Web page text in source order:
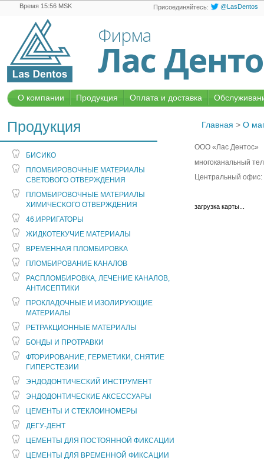
Время 15:56 MSK Присоединяйтесь: @LasDentos
Фирма
Лас
О компании Продукция Оплата и доставка
Продукция
БИСИКО
ПЛОМБИРОВОЧНЫЕ МАТЕРИАЛЫ
СВЕТОВОГО ОТВЕРЖДЕНИЯ
ПЛОМБИРОВОЧНЫЕ МАТЕРИАЛЫ
ХИМИЧЕСКОГО ОТВЕРЖДЕНИЯ
46.ИРРИГАТОРЫ
ЖИДКОТЕКУЧИЕ МАТЕРИАЛЫ
ВРЕМЕННАЯ ПЛОМБИРОВКА
ПЛОМБИРОВАНИЕ КАНАЛОВ
РАСПЛОМБИРОВКА, ЛЕЧЕНИЕ КАНАЛОВ,
АНТИСЕПТИКИ
ПРОКЛАДОЧНЫЕ И ИЗОЛИРУЮЩИЕ
МАТЕРИАЛЫ
РЕТРАКЦИОННЫЕ МАТЕРИАЛЫ
БОНДЫ И ПРОТРАВКИ
ФТОРИРОВАНИЕ, ГЕРМЕТИКИ, СНЯТИЕ
ГИПЕРСТЕЗИИ
ЭНДОДОНТИЧЕСКИЙ ИНСТРУМЕНТ
ЭНДОДОНТИЧЕСКИЕ АКСЕССУАРЫ
ЦЕМЕНТЫ И СТЕКЛОИНОМЕРЫ
ДЕГУ-ДЕНТ
ЦЕМЕНТЫ ДЛЯ ПОСТОЯННОЙ ФИКСАЦИИ
ЦЕМЕНТЫ ДЛЯ ВРЕМЕННОЙ ФИКСАЦИИ
Главная > О
ООО «Лас Дентос»
многоканальный
Центральный офис:
загрузка карты...